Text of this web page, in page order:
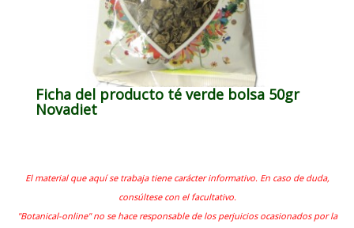
Ficha del producto té verde bolsa 50gr
Novadiet
El material que aquí se trabaja tiene carácter informativo. En caso de duda,
consúltese con el facultativo.
"Botanical-online" no se hace responsable de los perjuicios ocasionados por la